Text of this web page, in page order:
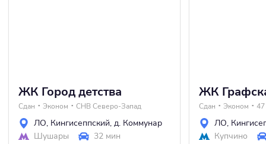
ЖК Город детства
Сдан Эконом СНВ Северо-Запад
ЛО, Кингисеппский, д. Коммунар
Шушары
32 мин
ЖК
Сдан Эконом
ЛО,
Купчино